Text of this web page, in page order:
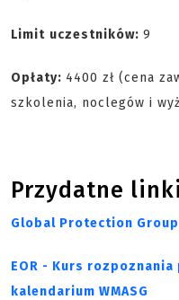
Limit uczestników: 9
Opłaty: 4400 zł (cena
szkolenia, noclegów i
Przydatne linki
Global Protection Group
EOR - Kurs
kalendarium WMASG